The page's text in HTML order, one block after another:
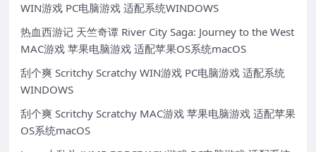
WIN游戏 PC电脑游戏 适配系统WINDOWS
热血西游记 天竺奇谭 River City Saga: Journey to the West
MAC游戏 苹果电脑游戏 适配苹果OS系统macOS
刮个爽 Scritchy Scratchy WIN游戏 PC电脑游戏 适配系统
WINDOWS
刮个爽 Scritchy Scratchy MAC游戏 苹果电脑游戏 适配苹果
OS系统macOS